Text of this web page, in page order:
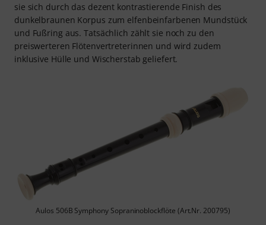
sie sich durch das dezent kontrastierende Finish des
dunkelbraunen Korpus zum elfenbeinfarbenen Mundstück
und Fußring aus. Tatsächlich zählt sie noch zu den
preiswerteren Flötenvertreterinnen und wird zudem
inklusive Hülle und Wischerstab geliefert.
Aulos 506B Symphony Sopraninoblockflöte (Art.Nr. 200795)